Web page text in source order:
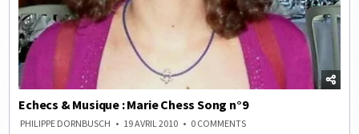
Echecs & Musique : Marie Chess Song n°9
PHILIPPE DORNBUSCH 19 AVRIL 2010 0 COMMENTSON